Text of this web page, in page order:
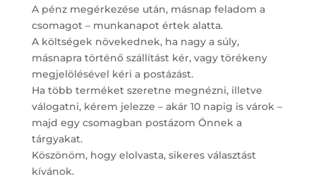
A pénz megérkezése után, másnap feladom a
csomagot – munkanapot értek alatta.
A költségek növekednek, ha nagy a súly,
másnapra történő szállítást kér, vagy törékeny
megjelölésével kéri a postázást.
Ha több terméket szeretne megnézni, illetve
válogatni, kérem jelezze – akár 10 napig is várok –
majd egy csomagban postázom Önnek a
tárgyakat.
Köszönöm, hogy elolvasta, sikeres választást
kívánok.